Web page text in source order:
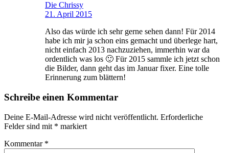
Die Chrissy
21. April 2015
Also das würde ich sehr gerne sehen dann! Für 2014
habe ich mir ja schon eins gemacht und überlege hart,
nicht einfach 2013 nachzuziehen, immerhin war da
ordentlich was los 🙂 Für 2015 sammle ich jetzt schon
die Bilder, dann geht das im Januar fixer. Eine tolle
Erinnerung zum blättern!
Schreibe einen Kommentar
Deine E-Mail-Adresse wird nicht veröffentlicht. Erforderliche
Felder sind mit * markiert
Kommentar *